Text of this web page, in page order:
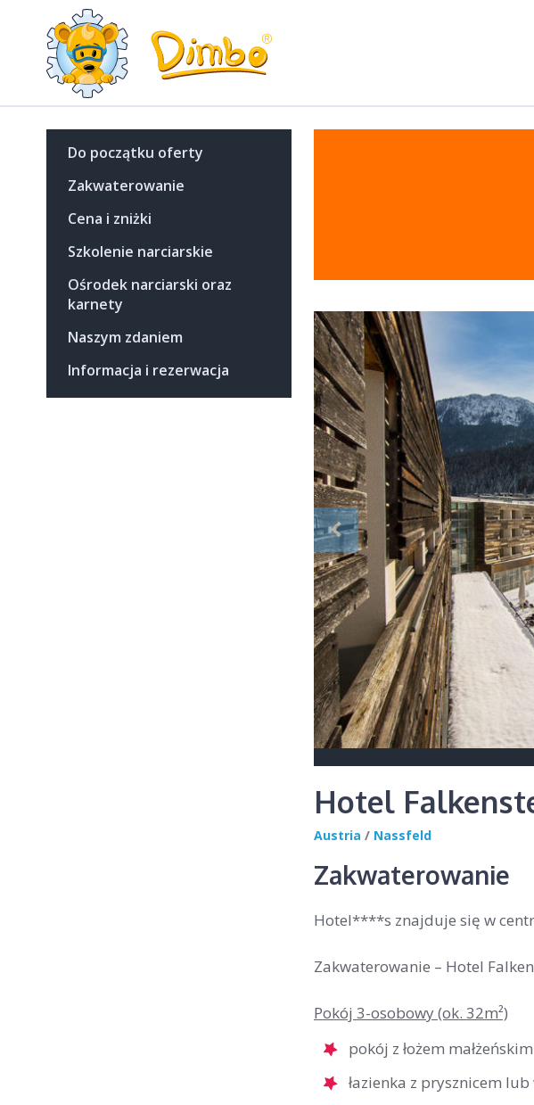
Do początku oferty
Zakwaterowanie
Cena i zniżki
Szkolenie narciarskie
Ośrodek narciarski oraz
karnety
Naszym zdaniem
Informacja i rezerwacja
Hotel
Austria / Nassfeld
Zakwaterowanie
Hotel****s znajduje się w
Zakwaterowanie – Hotel
Pokój 3-osobowy (ok. 32m²)
pokój z łożem
łazienka z prysznicem lub